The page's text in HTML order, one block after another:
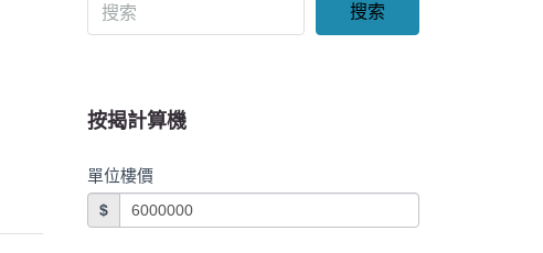
搜索
按揭計算機
單位樓價
$